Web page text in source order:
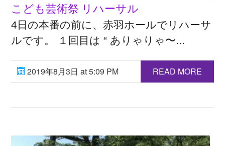
こども芸術祭 リハーサル
4日の本番の前に、赤羽ホールでリハーサ
ルです。 １回目は “ ありゃりゃ〜...
2019年8月3日 at 5:09 PM READ MORE